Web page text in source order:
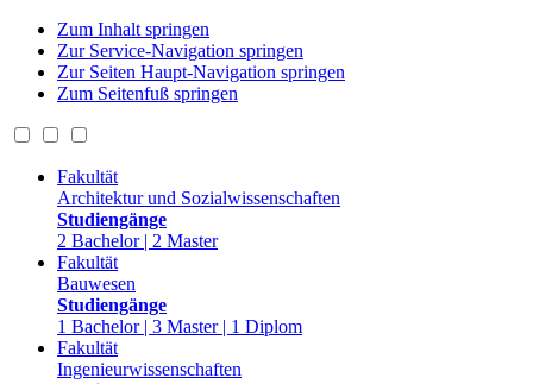
Zum Inhalt springen
Zur Service-Navigation springen
Zur Seiten Haupt-Navigation springen
Zum Seitenfuß springen
Fakultät
Architektur und Sozialwissenschaften
Studiengänge
2 Bachelor | 2 Master
Fakultät
Bauwesen
Studiengänge
1 Bachelor | 3 Master | 1 Diplom
Fakultät
Ingenieurwissenschaften